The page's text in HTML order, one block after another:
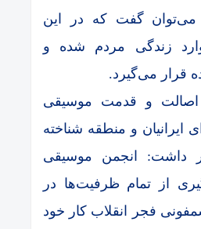
گفت که در این
زندگی مردم شده و
قرار می‌گیرد.
اصالت و قدمت موسیقی
ایرانیان و منطقه شناخته
داشت: انجمن موسیقی
از تمام ظرفیت‌ها در
فجر انقلاب کار خود